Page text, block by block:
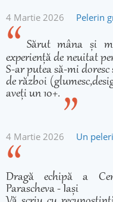
4 Martie 2026 Pelerin
Sărut mâna și
experiență de neuitat
S-ar putea să-mi
de război
aveți un 10+.
4 Martie 2026 Un
Dragă echipă a
Parascheva - Iași